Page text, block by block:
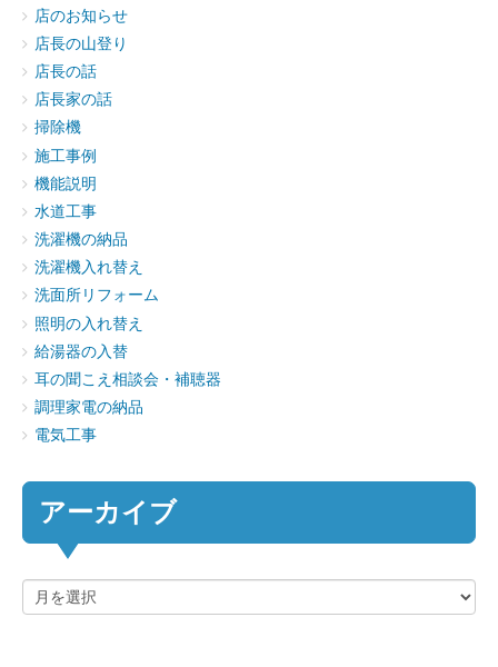
店のお知らせ
店長の山登り
店長の話
店長家の話
掃除機
施工事例
機能説明
水道工事
洗濯機の納品
洗濯機入れ替え
洗面所リフォーム
照明の入れ替え
給湯器の入替
耳の聞こえ相談会・補聴器
調理家電の納品
電気工事
アーカイブ